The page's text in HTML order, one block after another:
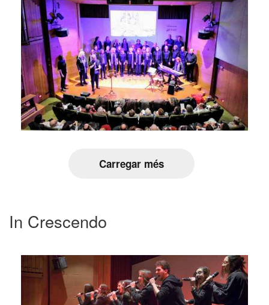
Carregar més
In Crescendo